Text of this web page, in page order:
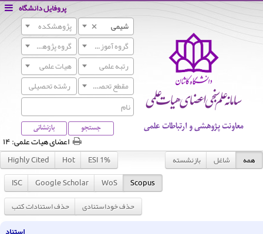
پروفایل دانشگاه
× شیمی
پژوهشکده
گروه آموزشی
گروه پژوهشی
رتبه علمی
هیات علمی
مقطع تحصیلی
جستجو بازنشانی معاونت پژوهشی و ارتباطات علمی
اعضای هیات علمی:۱۴
همه شاغل بازنشسته ESI 1%
Hot
Highly Cited
Scopus
WoS
Google Scholar
ISC
حذف خوداستنادی حذف استنادات کتب